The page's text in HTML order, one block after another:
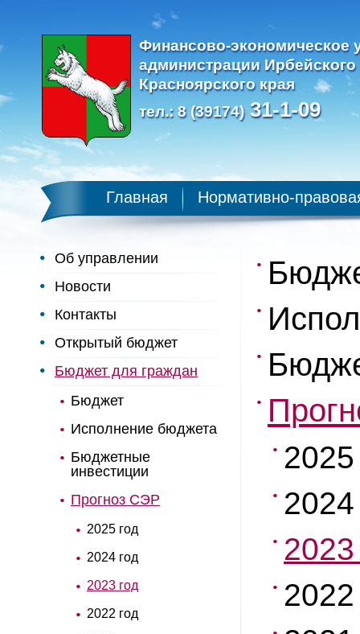
Финансово-экономическое
администрации Ирбейского
Красноярского края
тел.: 8 (39174)31-1-09
Главная Нормативно-
Об управлении
Новости
Контакты
Открытый бюджет
Бюджет для граждан
Бюджет
Исполнение бюджета
Бюджетные
инвестиции
Прогноз СЭР
2025 год
2024 год
2023 год
2022 год
2025
2024
2023
2022